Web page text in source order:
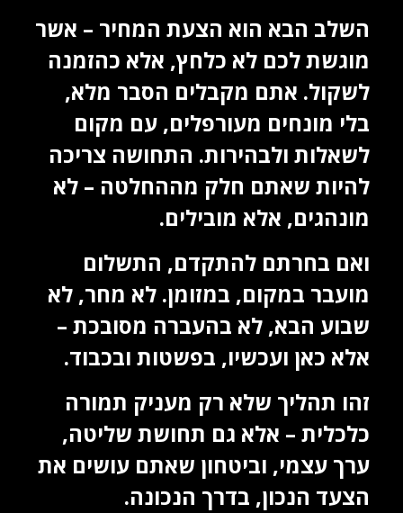
השלב הבא הוא הצעת המחיר – אשר
מוגשת לכם לא כלחץ, אלא כהזמנה
לשקול. אתם מקבלים הסבר מלא,
בלי מונחים מעורפלים, עם מקום
לשאלות ולבהירות. התחושה צריכה
להיות שאתם חלק מההחלטה – לא
מונהגים, אלא מובילים.
ואם בחרתם להתקדם, התשלום
מועבר במקום, במזומן. לא מחר, לא
שבוע הבא, לא בהעברה מסובכת –
אלא כאן ועכשיו, בפשטות ובכבוד.
זהו תהליך שלא רק מעניק תמורה
כלכלית – אלא גם תחושת שליטה,
ערך עצמי, וביטחון שאתם עושים את
הצעד הנכון, בדרך הנכונה.